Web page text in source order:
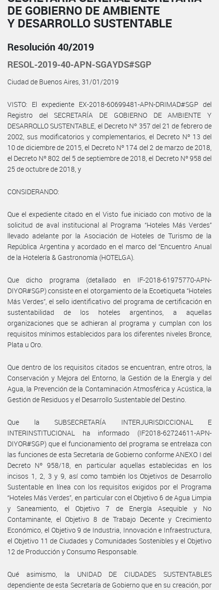
DE GOBIERNO DE AMBIENTE
Y DESARROLLO SUSTENTABLE
Resolución 40/2019
RESOL-2019-40-APN-SGAYDS#SGP
Ciudad de Buenos Aires, 31/01/2019
VISTO: El expediente EX-2018-60699481-APN-DRIMAD#SGP del
Registro del SECRETARÍA DE GOBIERNO DE AMBIENTE Y
DESARROLLO SUSTENTABLE, el Decreto Nº 357 del 21 de febrero de
2002, sus modificatorios y complementarios, el Decreto Nº 13 del
10 de diciembre de 2015, el Decreto Nº 174 del 2 de marzo de 2018,
el Decreto Nº 802 del 5 de septiembre de 2018, el Decreto Nº 958 del
25 de octubre de 2018, y
CONSIDERANDO:
Que el expediente citado en el Visto fue iniciado con motivo de la
solicitud de aval institucional al Programa “Hoteles Más Verdes”
llevado adelante por la Asociación de Hoteles de Turismo de la
República Argentina y acordado en el marco del “Encuentro Anual
de la Hotelería & Gastronomía (HOTELGA).
Que dicho programa (detallado en IF-2018-61975770-APN-
DIYOR#SGP) consiste en el otorgamiento de la Ecoetiqueta “Hoteles
Más Verdes”, el sello identificativo del programa de certificación en
sustentabilidad de los hoteles argentinos, a aquellas
organizaciones que se adhieran al programa y cumplan con los
requisitos mínimos establecidos para los diferentes niveles Bronce,
Plata u Oro.
Que dentro de los requisitos citados se encuentran, entre otros, la
Conservación y Mejora del Entorno, la Gestión de la Energía y del
Agua, la Prevención de la Contaminación Atmosférica y Acústica, la
Gestión de Residuos y el Desarrollo Sustentable del Destino.
Que la SUBSECRETARÍA INTERJURISDICCIONAL E
INTERINSTITUCIONAL ha informado (IF2018-62724611-APN-
DIYOR#SGP) que el funcionamiento del programa se entrelaza con
las funciones de esta Secretaría de Gobierno conforme ANEXO I del
Decreto Nº 958/18, en particular aquellas establecidas en los
incisos 1, 2, 3 y 9, así como también los Objetivos de Desarrollo
Sustentable en línea con los requisitos exigidos por el Programa
“Hoteles Más Verdes”, en particular con el Objetivo 6 de Agua Limpia
y Saneamiento, el Objetivo 7 de Energía Asequible y No
Contaminante, el Objetivo 8 de Trabajo Decente y Crecimiento
Económico, el Objetivo 9 de Industria, Innovación e Infraestructura,
el Objetivo 11 de Ciudades y Comunidades Sostenibles y el Objetivo
12 de Producción y Consumo Responsable.
Qué asimismo, la UNIDAD DE CIUDADES SUSTENTABLES
dependiente de esta Secretaría de Gobierno que en su creación, por